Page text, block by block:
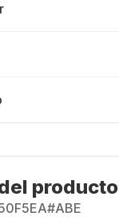
producto